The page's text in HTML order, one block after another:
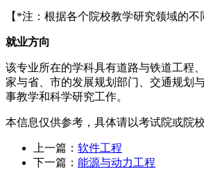
【*注：根据各个院校教学研究领域的
就业方向
该专业所在的学科具有道路与铁道工程
家与省、市的发展规划部门、交通规划
事教学和科学研究工作。
本信息仅供参考，具体请以考试院或院
上一篇： 软件工程
下一篇： 能源与动力工程